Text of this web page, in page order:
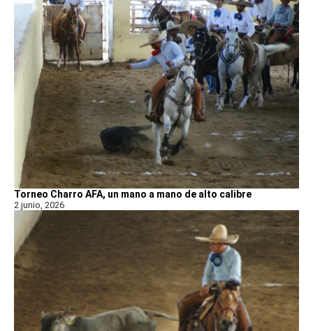
Torneo Charro AFA, un mano a mano de alto calibre
2 junio, 2026